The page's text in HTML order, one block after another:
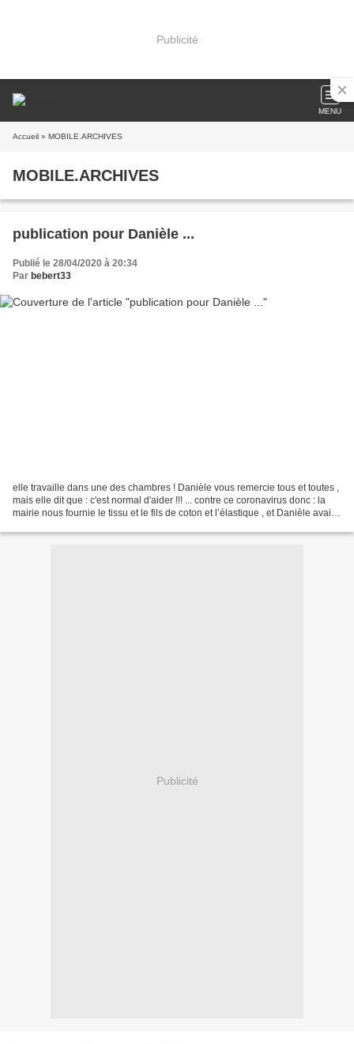
Publicité
MENU
Accueil » MOBILE.ARCHIVES
MOBILE.ARCHIVES
publication pour Danièle ...
Publié le 28/04/2020 à 20:34
Par bebert33
elle travaille dans une des chambres ! Danièle vous remercie tous et toutes ,
mais elle dit que : c'est normal d'aider !!! ... contre ce coronavirus donc : la
mairie nous fournie le tissu et le fils de coton et l’élastique , et Danièle avait
Publicité